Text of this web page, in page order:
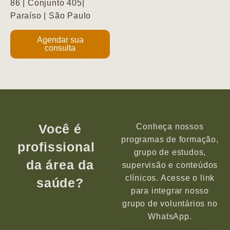
86 | Conjunto 405|
Paraíso | São Paulo
Agendar sua
consulta
Você é
profissional
da área da
saúde?
Conheça nossos
programas de formação,
grupo de estudos,
supervisão e conteúdos
clínicos. Acesse o link
para integrar nosso
grupo de voluntários no
WhatsApp.